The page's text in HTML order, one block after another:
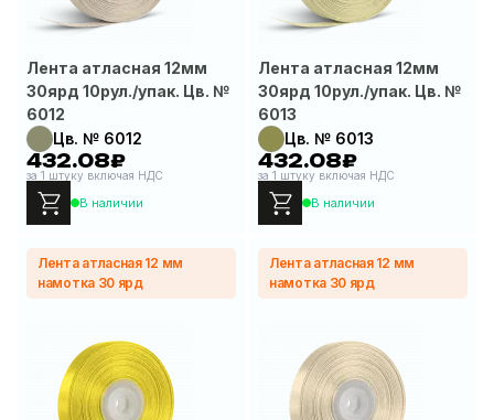
Лента атласная 12мм
30ярд 10рул./упак. Цв. №
6012
Цв. № 6012
432.08₽
за 1 штуку включая НДС
В наличии
Лента атласная 12мм
30ярд 10рул./упак. Цв. №
6013
Цв. № 6013
432.08₽
за 1 штуку включая НДС
В наличии
Лента атласная 12 мм
намотка 30 ярд
Лента атласная 12 мм
намотка 30 ярд